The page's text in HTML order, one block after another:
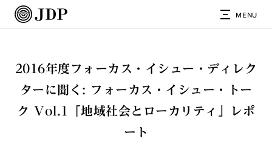
MENU
2016年度フォーカス・イシュー・ディレク
ターに聞く: フォーカス・イシュー・トー
ク Vol.1「地域社会とローカリティ」レポ
ート